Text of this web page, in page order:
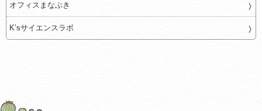
オフィスまなぶき
K’sサイエンスラボ